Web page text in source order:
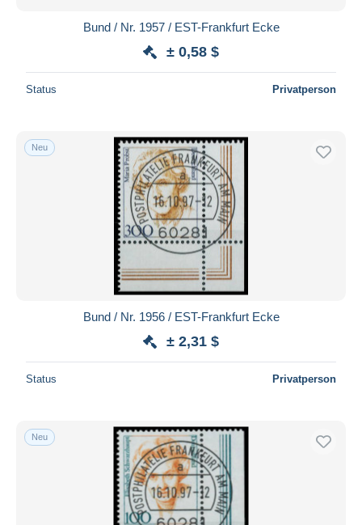
Bund / Nr. 1957 / EST-Frankfurt Ecke
± 0,58 $
Status Privatperson
Neu
Bund / Nr. 1956 / EST-Frankfurt Ecke
± 2,31 $
Status Privatperson
Neu